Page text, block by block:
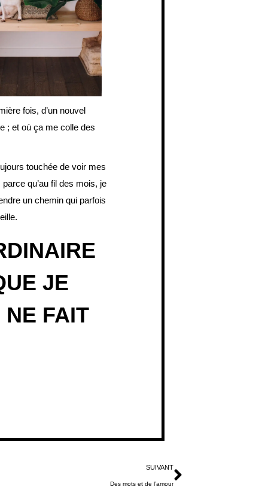
fois, d’un nouvel
; et où ça me colle des
touchée de voir mes
qu’au fil des mois, je
un chemin qui parfois
JE
FAIT
SUIVANT
Des mots et de l’amour